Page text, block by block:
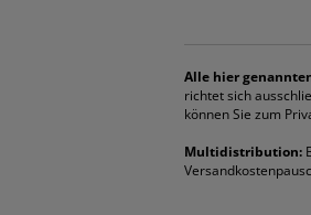
Alle hier
richtet sich
können Sie zum
Multidistribution: